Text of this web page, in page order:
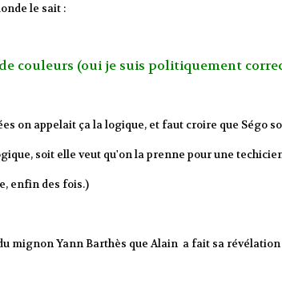
le sait :
couleurs (oui je suis politiquement
on appelait ça la logique, et faut croire que Ségo
soit elle veut qu'on la prenne pour une
enfin des fois.)
mignon Yann Barthès que Alain a fait sa